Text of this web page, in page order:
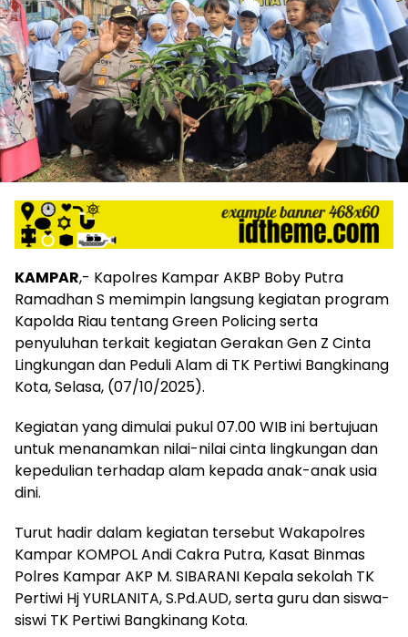
KAMPAR,- Kapolres Kampar AKBP Boby Putra
Ramadhan S memimpin langsung kegiatan program
Kapolda Riau tentang Green Policing serta
penyuluhan terkait kegiatan Gerakan Gen Z Cinta
Lingkungan dan Peduli Alam di TK Pertiwi Bangkinang
Kota, Selasa, (07/10/2025).
Kegiatan yang dimulai pukul 07.00 WIB ini bertujuan
untuk menanamkan nilai-nilai cinta lingkungan dan
kepedulian terhadap alam kepada anak-anak usia
dini.
Turut hadir dalam kegiatan tersebut Wakapolres
Kampar KOMPOL Andi Cakra Putra, Kasat Binmas
Polres Kampar AKP M. SIBARANI Kepala sekolah TK
Pertiwi Hj YURLANITA, S.Pd.AUD, serta guru dan siswa-
siswi TK Pertiwi Bangkinang Kota.